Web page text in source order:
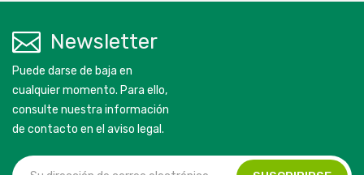
Newsletter
Puede darse de baja en
cualquier momento. Para ello,
consulte nuestra información
de contacto en el aviso legal.